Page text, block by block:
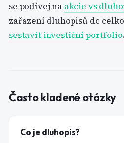
se podívej na akcie vs
zařazení dluhopisů do
sestavit investiční portfolio.
Často kladené otázky
Co je dluhopis?